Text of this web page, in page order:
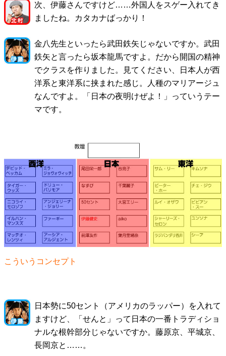
次、伊藤さんですけど……外国人をスゲー入れてき
ましたね。カタカナばっかり！
金八先生といったら武田鉄矢じゃないですか。武田
鉄矢と言ったら坂本龍馬ですよ。だから開国の精神
でクラスを作りました。見てください、日本人が西
洋系と東洋系に挟まれた感じ。人種のマリアージュ
なんですよ。「日本の夜明けぜよ！」っていうテー
マです。
こういうコンセプト
日本勢に50セント（アメリカのラッパー）を入れて
ますけど、「せんと」って日本の一番トラディショ
ナルな根幹部分じゃないですか。藤原京、平城京、
長岡京と……。